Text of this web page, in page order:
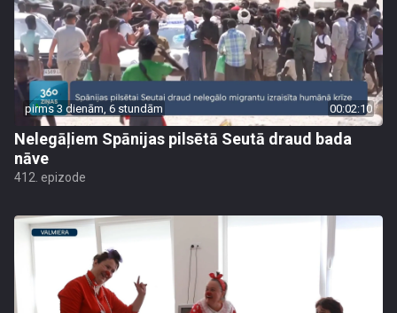
pirms 3 dienām, 6 stundām 00:02:10
Nelegāļiem Spānijas pilsētā Seutā draud bada
nāve
412. epizode